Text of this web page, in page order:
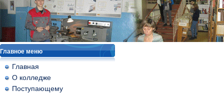
Главное меню
Главная
О колледже
Поступающему